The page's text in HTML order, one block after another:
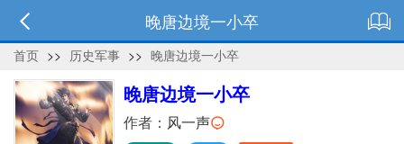
晚唐边境一小卒
首页 >> 历史军事 >> 晚唐边境一小卒
晚唐边境一小卒
作者： 风一声